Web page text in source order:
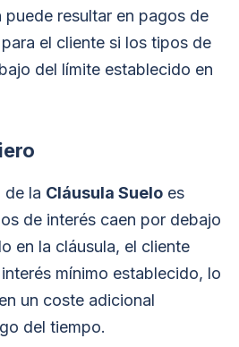
puede resultar en pagos de
el cliente si los tipos de
del límite establecido en
de la Cláusula Suelo es
de interés caen por debajo
en la cláusula, el cliente
mínimo establecido, lo
un coste adicional
del tiempo.